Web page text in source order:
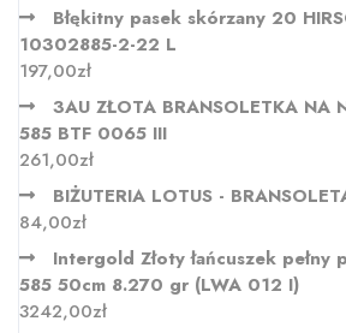
Błękitny pasek skórzany 20
10302885-2-22 L
197,00zł
3AU ZŁOTA BRANSOLETKA NA
585 BTF 0065 III
261,00zł
BIŻUTERIA LOTUS -
84,00zł
Intergold Złoty łańcuszek pełny
585 50cm 8.270 gr (LWA 012 I)
3242,00zł